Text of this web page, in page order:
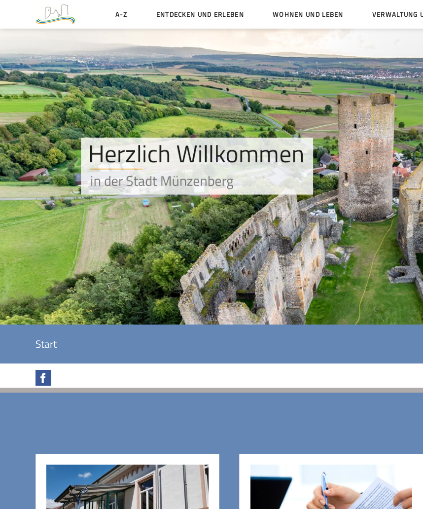
A-Z ENTDECKEN UND ERLEBEN
Sehenswertes
Aktiv erleben
Essen und Übernachten
Heiraten in Münzenberg
WOHNEN UND LEBEN
Miteinander leben
Vereine
Bürger- und Kulturhäuser
Kirchengemeinden
VERWALTUNG
Mängelmelder
Ämter und
Politische
Start